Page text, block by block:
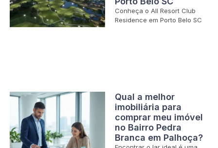
Conheça o All Resort Club
Residence em Porto Belo SC
Qual a melhor
imobiliária para
comprar meu imóvel
no Bairro Pedra
Branca em Palhoça?